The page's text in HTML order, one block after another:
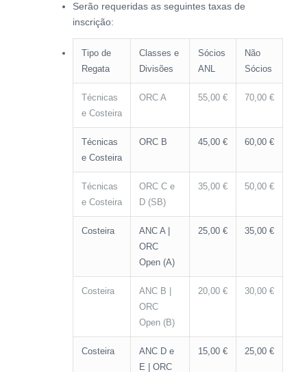
Serão requeridas as seguintes taxas de
inscrição:
Tipo de
Regata
Classes e
Divisões
Sócios
ANL
Não
Sócios
Técnicas
e Costeira
ORC A 55,00 € 70,00 €
Técnicas
e Costeira
ORC B 45,00 € 60,00 €
Técnicas
e Costeira
ORC C e
D (SB)
35,00 € 50,00 €
Costeira
ANC A |
ORC
Open (A)
25,00 € 35,00 €
Costeira
ANC B |
ORC
Open (B)
20,00 € 30,00 €
Costeira
ANC D e
E | ORC
15,00 € 25,00 €